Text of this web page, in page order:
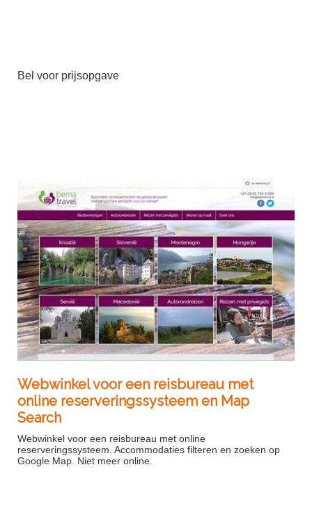
Bel voor prijsopgave
Webwinkel voor een reisbureau met
online reserveringssysteem en Map
Search
Webwinkel voor een reisbureau met online
reserveringssysteem. Accommodaties filteren en zoeken op
Google Map. Niet meer online.